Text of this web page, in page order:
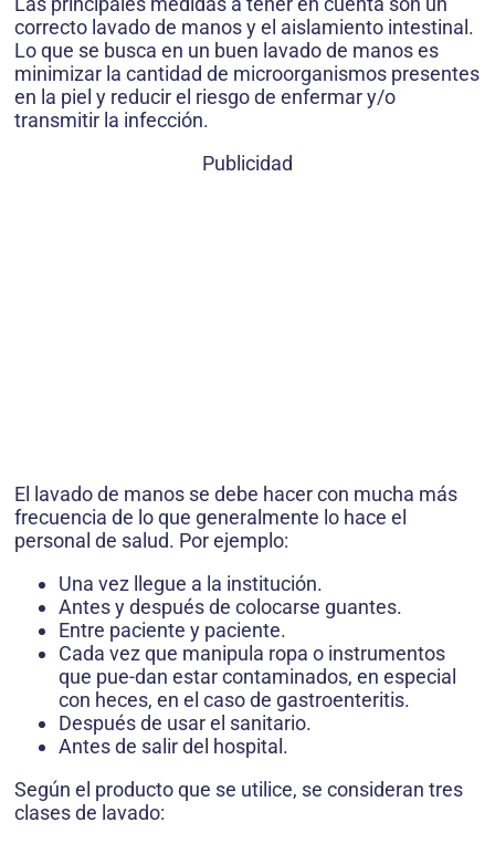
correcto lavado de manos y el aislamiento intestinal.
Lo que se busca en un buen lavado de manos es
minimizar la cantidad de microorganismos presentes
en la piel y reducir el riesgo de enfermar y/o
transmitir la infección.
Publicidad
El lavado de manos se debe hacer con mucha más
frecuencia de lo que generalmente lo hace el
personal de salud. Por ejemplo:
Una vez llegue a la institución.
Antes y después de colocarse guantes.
Entre paciente y paciente.
Cada vez que manipula ropa o instrumentos
que pue-dan estar contaminados, en especial
con heces, en el caso de gastroenteritis.
Después de usar el sanitario.
Antes de salir del hospital.
Según el producto que se utilice, se consideran tres
clases de lavado: